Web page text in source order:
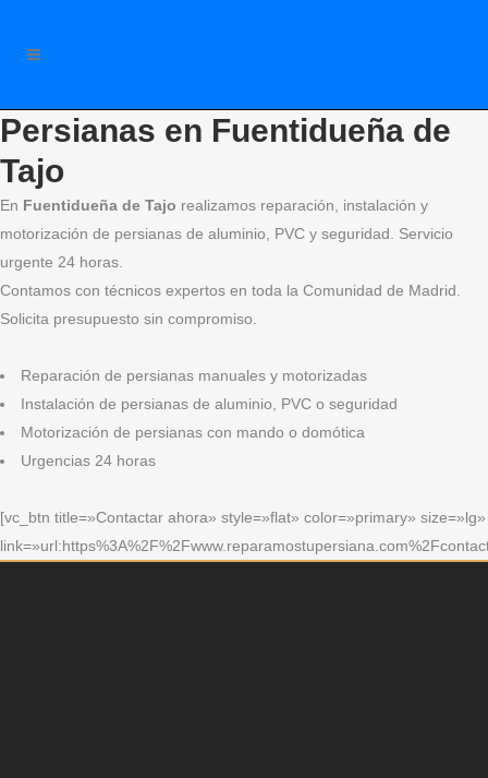
Persianas en Fuentidueña de
Tajo
En Fuentidueña de Tajo realizamos reparación, instalación y
motorización de persianas de aluminio, PVC y seguridad. Servicio
urgente 24 horas.
Contamos con técnicos expertos en toda la Comunidad de Madrid.
Solicita presupuesto sin compromiso.
Reparación de persianas manuales y motorizadas
Instalación de persianas de aluminio, PVC o seguridad
Motorización de persianas con mando o domótica
Urgencias 24 horas
[vc_btn title=»Contactar ahora» style=»flat» color=»primary» size=»lg»